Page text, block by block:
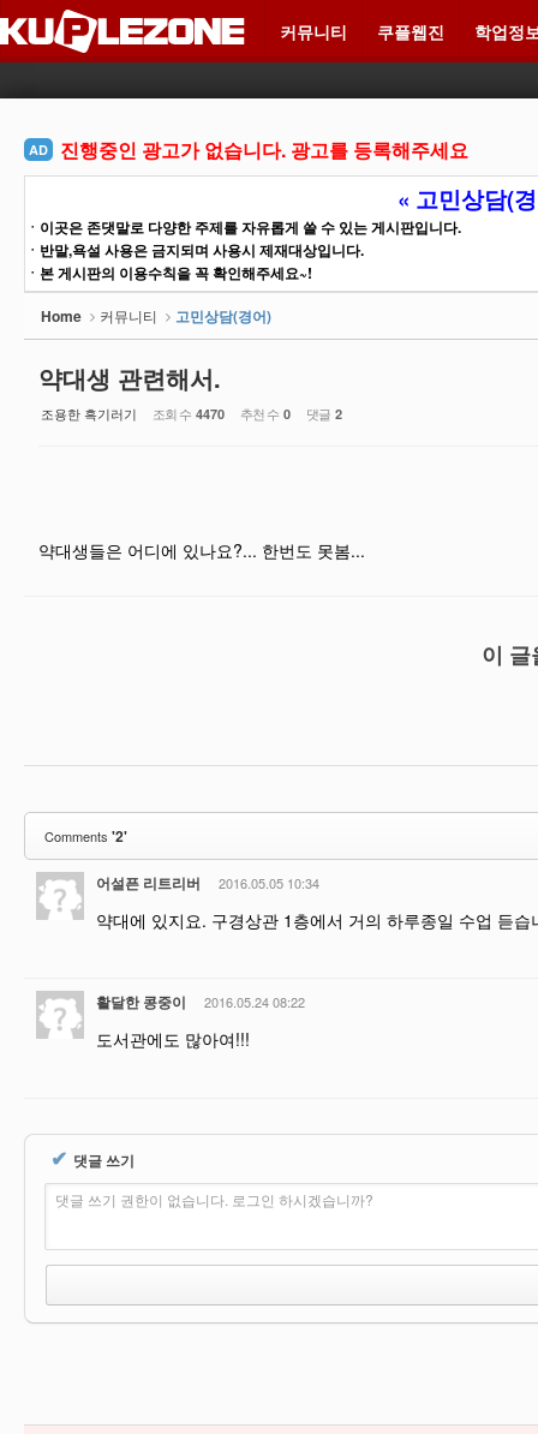
커뮤니티 쿠플웹진 학업정
AD 진행중인 광고가 없습니다. 광고를 등록해주세요
« 고민상담(
ㆍ이곳은 존댓말로 다양한 주제를 자유롭게 쓸 수 있는 게시판입니다.
ㆍ반말,욕설 사용은 금지되며 사용시 제재대상입니다.
ㆍ본 게시판의 이용수칙을 꼭 확인해주세요~!
Home
커뮤니티 고민상담(경어)
약대생 관련해서.
조용한 흑기러기 조회 수 4470 추천 수 0 댓글 2
약대생들은 어디에 있나요?... 한번도 못봄...
이 글
Comments '2'
어설픈 리트리버 2016.05.05 10:34
약대에 있지요. 구경상관 1층에서 거의 하루종일 수업 듣습
활달한 콩중이 2016.05.24 08:22
도서관에도 많아여!!!
✔ 댓글 쓰기
댓글 쓰기 권한이 없습니다. 로그인 하시겠습니까?